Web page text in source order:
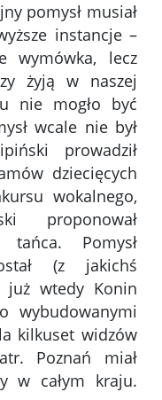
pomysł musiał
instancje –
wymówka, lecz
żyją w naszej
nie mogło być
wcale nie był
prowadził
dziecięcych
wokalnego,
proponował
tańca. Pomysł
(z jakichś
już wtedy Konin
wybudowanymi
kilkuset widzów
Poznań miał
w całym kraju.